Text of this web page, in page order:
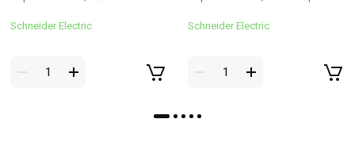
Schneider Electric Schneider Electric